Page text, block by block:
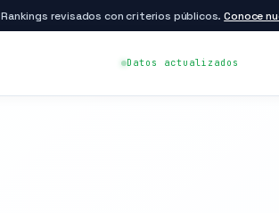
Rankings revisados con criterios públicos.Conoce
Datos actualizados